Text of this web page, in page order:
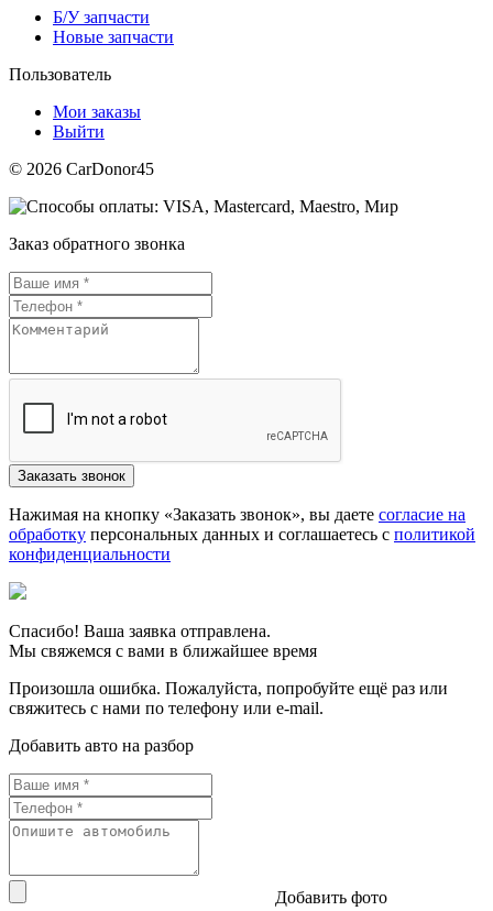
Б/У запчасти
Новые запчасти
Пользователь
Мои заказы
Выйти
© 2026 CarDonor45
Заказ обратного звонка
Нажимая на кнопку «Заказать звонок», вы даете согласие на
обработку персональных данных и соглашаетесь c политикой
конфиденциальности
Спасибо! Ваша заявка отправлена.
Мы свяжемся с вами в ближайшее время
Произошла ошибка. Пожалуйста, попробуйте ещё раз или
свяжитесь с нами по телефону или e-mail.
Добавить авто на разбор
Добавить фото